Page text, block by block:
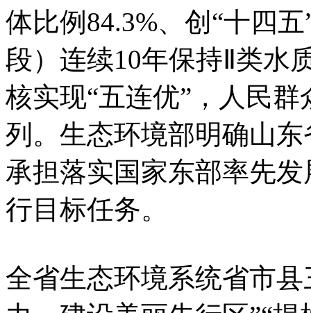
体比例84.3%、创“十四
段）连续10年保持Ⅱ类水
核实现“五连优”，人民
列。生态环境部明确山
承担落实国家东部率先
行目标任务。
全省生态环境系统省市